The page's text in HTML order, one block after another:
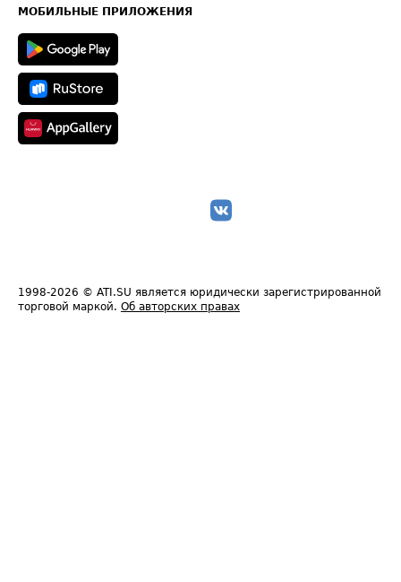
Техническая информация
МОБИЛЬНЫЕ ПРИЛОЖЕНИЯ
1998-2026 © ATI.SU является юридически зарегистрированной
торговой маркой. Об авторских правах